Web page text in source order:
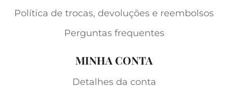
Política de trocas, devoluções e reembolsos
Perguntas frequentes
MINHA CONTA
Detalhes da conta